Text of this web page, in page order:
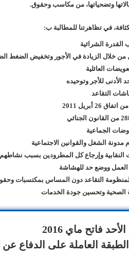
وتضحياتها، من مكاسب وحقوق.
في تظاهر تنا للمطالبة ب:
الشرائية
خلال الزيادة في الأجور وتخفيض الضغط
العائلية
الأدنى للأجر وتوحيده
التقاعد
من اتفاق 26 أبريل 2011
من القانون الجنائي
الجماعية
مدونة الشغل والقوانين الاجتماعية
النقابية وإرجاع كل المطرودين بسبب
العمل ووضع حد للهشاشة
التقاعد دون المساس بمكتسبات
الصحية وتحسين جودة الخدمات
فاتح ماي 2016
العاملة على الدفاع عن